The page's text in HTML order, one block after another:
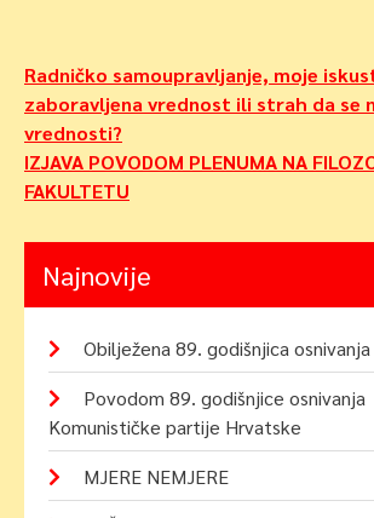
Navigacija
objava
Radničko samoupravljanje, moje
zaboravljena vrednost ili strah da se
vrednosti?
IZJAVA POVODOM PLENUMA NA
FAKULTETU
Najnovije
Obilježena 89. godišnjica osnivanja
Povodom 89. godišnjice osnivanja
Komunističke partije Hrvatske
MJERE NEMJERE